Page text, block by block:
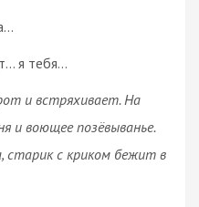
я тебя…
и встряхивает. На
и воющее позёвыванье.
старик с криком бежит в